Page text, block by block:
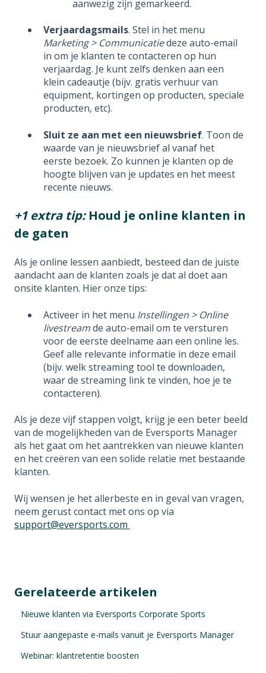
aanwezig zijn gemarkeerd.
Verjaardagsmails. Stel in het menu
Marketing > Communicatiedeze auto-email
in om je klanten te contacteren op hun
verjaardag. Je kunt zelfs denken aan een
klein cadeautje (bijv. gratis verhuur van
equipment, kortingen op producten, speciale
producten, etc).
Sluit ze aan met een nieuwsbrief. Toon de
waarde van je nieuwsbrief al vanaf het
eerste bezoek. Zo kunnen je klanten op de
hoogte blijven van je updates en het meest
recente nieuws.
+1 extra tip:Houd je online klanten in
de gaten
Als je online lessen aanbiedt, besteed dan de juiste
aandacht aan de klanten zoals je dat al doet aan
onsite klanten. Hier onze tips:
Activeer in het menu Instellingen > Online
livestreamde auto-email om te versturen
voor de eerste deelname aan een online les.
Geef alle relevante informatie in deze email
(bijv. welk streaming tool te downloaden,
waar de streaming link te vinden, hoe je te
contacteren).
Als je deze vijf stappen volgt, krijg je een beter beeld
van de mogelijkheden van de Eversports Manager
als het gaat om het aantrekken van nieuwe klanten
en het creëren van een solide relatie met bestaande
klanten.
Wij wensen je het allerbeste en in geval van vragen,
neem gerust contact met ons op via
support@eversports.com
Gerelateerde artikelen
Nieuwe klanten via Eversports Corporate Sports
Stuur aangepaste e-mails vanuit je Eversports Manager
Webinar: klantretentie boosten